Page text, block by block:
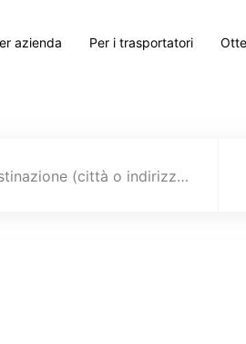
azienda Per i trasportatori
Destinazione (città o indirizzo)